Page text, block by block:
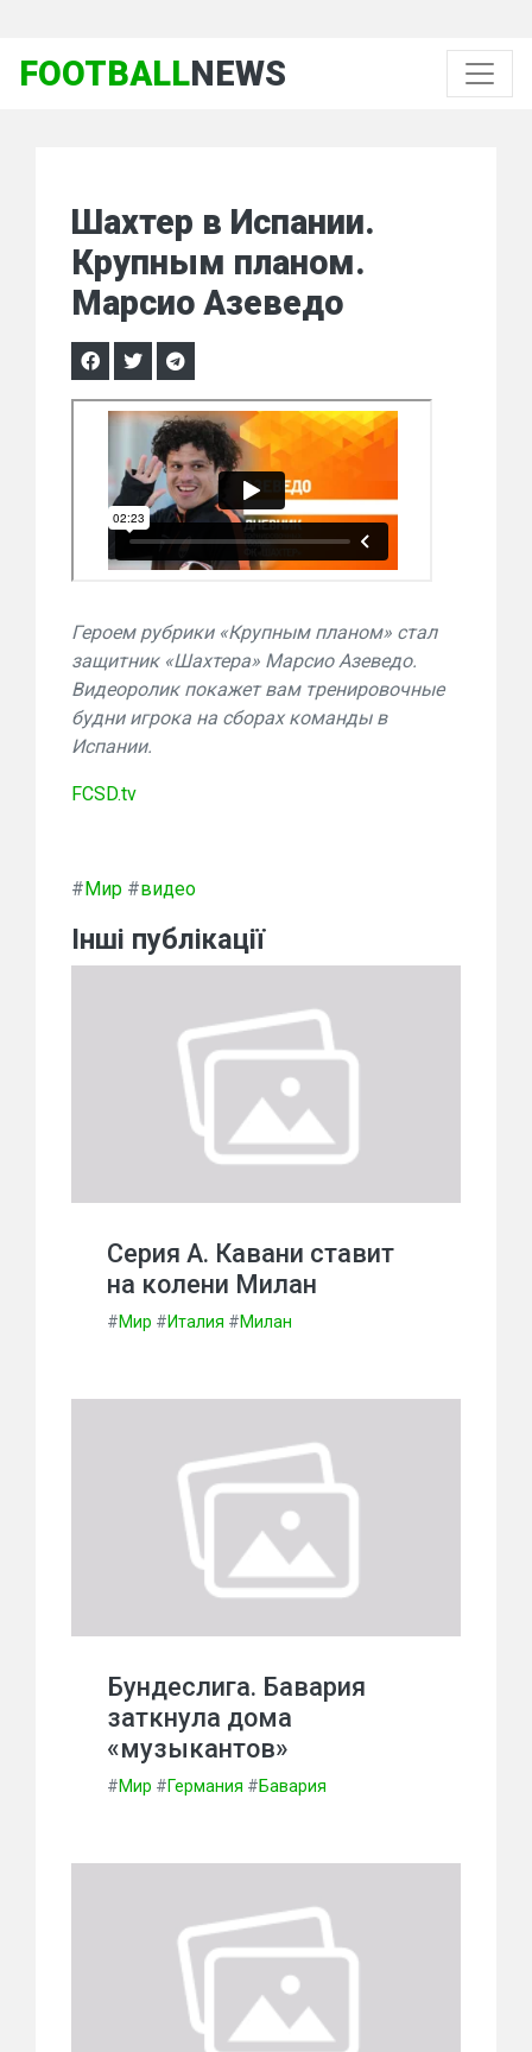
FOOTBALLNEWS
Шахтер в Испании.
Крупным планом.
Марсио Азеведо
Героем рубрики «Крупным планом» стал
защитник «Шахтера» Марсио Азеведо.
Видеоролик покажет вам тренировочные
будни игрока на сборах команды в
Испании.
FCSD.tv
#Мир #видео
Інші публікації
Серия А. Кавани ставит
на колени Милан
#Мир #Италия #Милан
Бундеслига. Бавария
заткнула дома
«музыкантов»
#Мир #Германия #Бавария